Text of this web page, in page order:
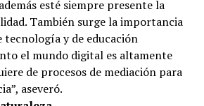
esté siempre presente la
También surge la importancia
tecnología y de educación
el mundo digital es altamente
de procesos de mediación para
aseveró.